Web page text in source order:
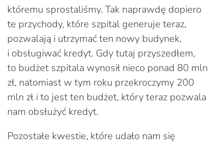
któremu sprostaliśmy. Tak naprawdę dopiero
te przychody, które szpital generuje teraz,
pozwalają i utrzymać ten nowy budynek,
i obsługiwać kredyt. Gdy tutaj przyszedłem,
to budżet szpitala wynosił nieco ponad 80 mln
zł, natomiast w tym roku przekroczymy 200
mln zł i to jest ten budżet, który teraz pozwala
nam obsłużyć kredyt.
Pozostałe kwestie, które udało nam się